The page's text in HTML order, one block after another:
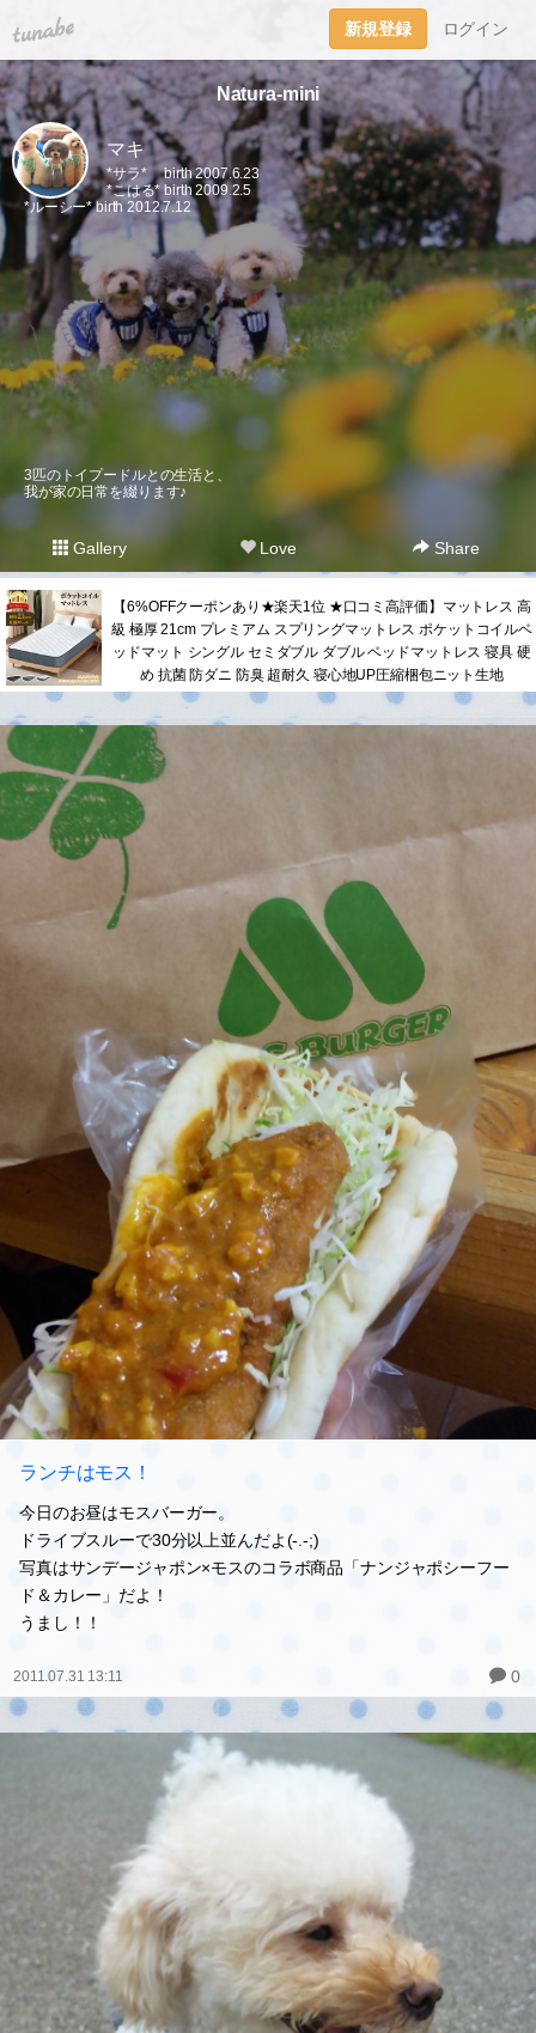
tuna.be 新規登録 ログイン
Natura-mini
マキ
*サラ* birth 2007.6.23
*こはる* birth 2009.2.5
*ルーシー* birth 2012.7.12
3匹のトイプードルとの生活と、
我が家の日常を綴ります♪
Gallery Love Share
【6%OFFクーポンあり★楽天1位 ★口コミ高評価】マットレス 高
級 極厚 21cm プレミアム スプリングマットレス ポケットコイルベ
ッドマット シングル セミダブル ダブル ベッドマットレス 寝具 硬
め 抗菌 防ダニ 防臭 超耐久 寝心地UP圧縮梱包ニット生地
ランチはモス！
今日のお昼はモスバーガー。
ドライブスルーで30分以上並んだよ(-.-;)
写真はサンデージャポン×モスのコラボ商品「ナンジャポシーフー
ド＆カレー」だよ！
うまし！！
2011.07.31 13:11 0